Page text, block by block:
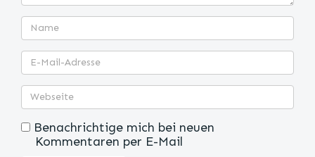
Benachrichtige mich bei neuen
Kommentaren per E-Mail